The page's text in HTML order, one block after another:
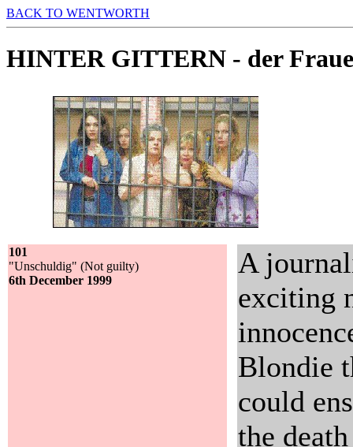
BACK TO WENTWORTH
HINTER GITTERN - der
101
"Unschuldig" (Not guilty)
6th December 1999
A
exciting
Blondie
could
the